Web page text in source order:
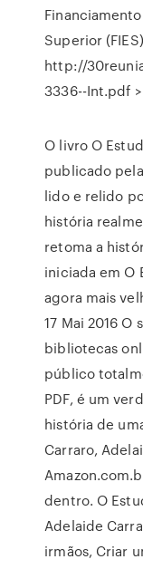
Superior
http://
3336--Int.pdf
O livro O
publicado
lido e relido
história
retoma a
iniciada em O
agora mais
17 Mai 2016
bibliotecas
público
PDF, é um
história de
Carraro,
dentro. O
Adelaide
irmãos, Criar